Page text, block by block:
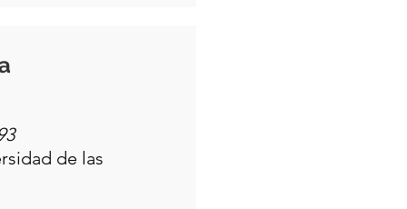
de las